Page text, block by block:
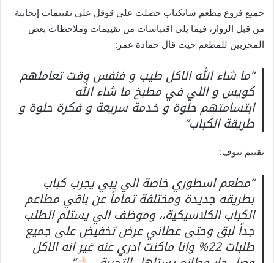
جميع فروع مطعم سانكباب حصلت على قوقل على تقييمات إيجابية
من قبل الزوار، فيما يلي اقتباسات من تقييمات وملاحظات بعض
المجربين للمطعم حيث قال حمادة عمر:
“ما شاء الله الاكل طيب و فنفس وقت تعاملهم
كويس و اللي في مطبخ ما شاء الله
ابتسامتهم حلوة و خدمة سريعة و فكرة حلوة و
طريقة الكباب”
تقييم نيوف:
“مطعم اسطوري خاصة الي يبي يجرب كباب
بطريقه جديدة ومختلفة تماماً عن باقي مطاعم
الكباب الكلاسيكية،، وموظف الي يستلم الطلب
جداً لبق وحتى عطاني عرض تخفيض على جميع
طلبات 22% وانا ماكنت ادري عنه غير انه الاكل